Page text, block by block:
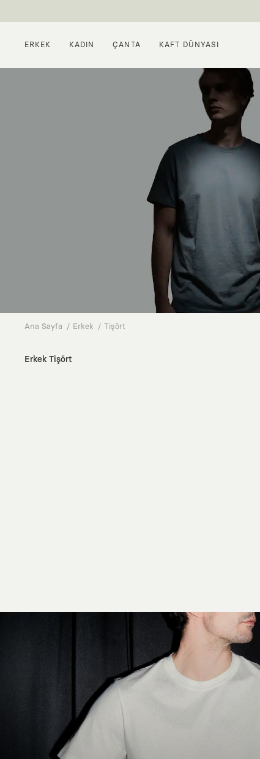
ERKEK KADIN ÇANTA KAFT DÜNYASI
Ana Sayfa Erkek Tişört
Erkek Tişört